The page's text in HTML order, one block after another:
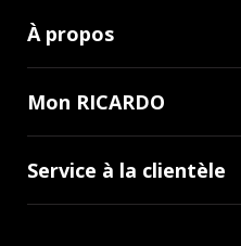
À propos
Mon RICARDO
Service à la clientèle